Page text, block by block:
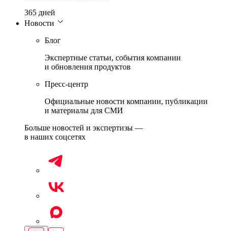
365 дней
Новости
Блог
Экспертные статьи, события компании
и обновления продуктов
Пресс-центр
Официальные новости компании, публикации
и материалы для СМИ
Больше новостей и экспертизы —
в наших соцсетях